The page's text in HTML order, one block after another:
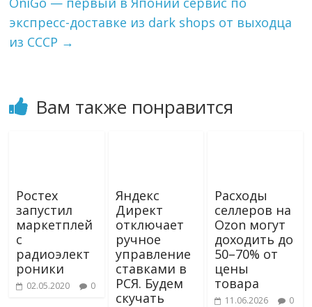
n
i
k
экспресс-доставке из dark shops от выходца
из СССР →
Вам также понравится
Ростех
запустил
маркетплей
с
радиоэлект
роники
02.05.2020 0
Яндекс
Директ
отключает
ручное
управление
ставками в
РСЯ. Будем
скучать
Расходы
селлеров на
Ozon могут
доходить до
50–70% от
цены
товара
11.06.2026 0